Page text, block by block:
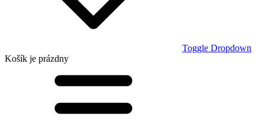
Toggle Dropdown
Košík je prázdny